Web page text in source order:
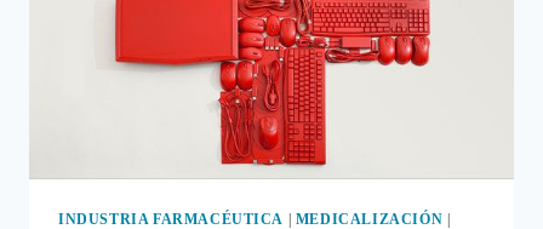
INDUSTRIA FARMACÉUTICA | MEDICALIZACIÓN |